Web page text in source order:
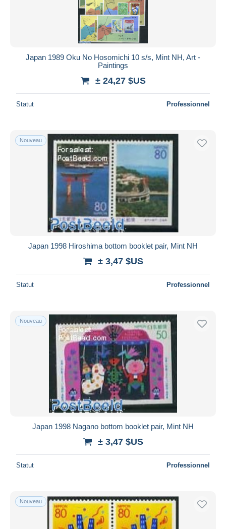
Japan 1989 Oku No Hosomichi 10 s/s, Mint NH, Art -
Paintings
± 24,27 $US
Statut Professionnel
Nouveau
Japan 1998 Hiroshima bottom booklet pair, Mint NH
± 3,47 $US
Statut Professionnel
Nouveau
Japan 1998 Nagano bottom booklet pair, Mint NH
± 3,47 $US
Statut Professionnel
Nouveau